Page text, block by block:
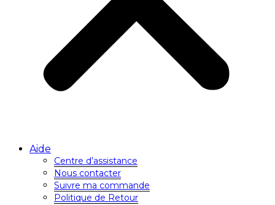
Aide
Centre d’assistance
Nous contacter
Suivre ma commande
Politique de Retour